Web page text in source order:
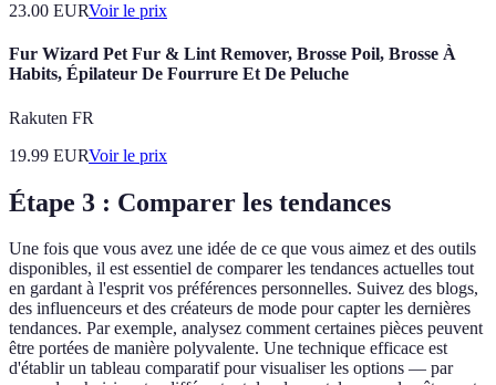
23.00 EURVoir le prix
Fur Wizard Pet Fur & Lint Remover, Brosse Poil, Brosse À
Habits, Épilateur De Fourrure Et De Peluche
Rakuten FR
19.99 EURVoir le prix
Étape 3 : Comparer les tendances
Une fois que vous avez une idée de ce que vous aimez et des outils
disponibles, il est essentiel de comparer les tendances actuelles tout
en gardant à l'esprit vos préférences personnelles. Suivez des blogs,
des influenceurs et des créateurs de mode pour capter les dernières
tendances. Par exemple, analysez comment certaines pièces peuvent
être portées de manière polyvalente. Une technique efficace est
d'établir un tableau comparatif pour visualiser les options — par